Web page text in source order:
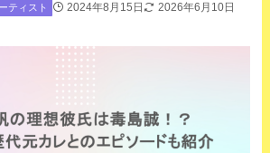
ティスト 2024年8月15日 2026年6月10日